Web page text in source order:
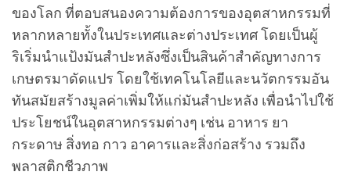
ของโลก ที่ตอบสนองความต้องการของอุตสาหกรรมที่
หลากหลายทั้งในประเทศและต่างประเทศ โดยเป็นผู้
ริเริ่มนำแป้งมันสำปะหลังซึ่งเป็นสินค้าสำคัญทางการ
เกษตรมาดัดแปร โดยใช้เทคโนโลยีและนวัตกรรมอัน
ทันสมัยสร้างมูลค่าเพิ่มให้แก่มันสำปะหลัง เพื่อนำไปใช้
ประโยชน์ในอุตสาหกรรมต่างๆ เช่น อาหาร ยา
กระดาษ สิ่งทอ กาว อาคารและสิ่งก่อสร้าง รวมถึง
พลาสติกชีวภาพ